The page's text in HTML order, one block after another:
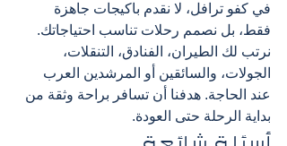
في كفو ترافل، لا نقدم باكيجات جاهزة
فقط، بل نصمم رحلات تناسب احتياجاتك.
نرتب لك الطيران، الفنادق، التنقلات،
الجولات، والسائقين أو المرشدين العرب
عند الحاجة. هدفنا أن تسافر براحة وثقة من
بداية الرحلة حتى العودة.